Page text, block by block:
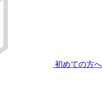
初めての方へ